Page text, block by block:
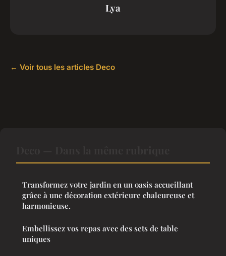
Lya
← Voir tous les articles Deco
Transformez votre jardin en un oasis accueillant
grâce à une décoration extérieure chaleureuse et
harmonieuse.
Embellissez vos repas avec des sets de table
uniques